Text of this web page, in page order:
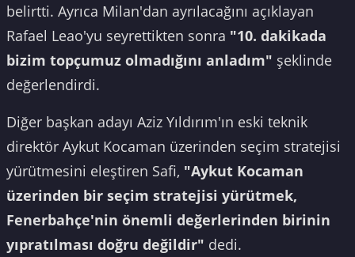
belirtti. Ayrıca Milan'dan ayrılacağını açıklayan
Rafael Leao'yu seyrettikten sonra "10. dakikada
bizim topçumuz olmadığını anladım" şeklinde
değerlendirdi.
Diğer başkan adayı Aziz Yıldırım'ın eski teknik
direktör Aykut Kocaman üzerinden seçim stratejisi
yürütmesini eleştiren Safi, "Aykut Kocaman
üzerinden bir seçim stratejisi yürütmek,
Fenerbahçe'nin önemli değerlerinden birinin
yıpratılması doğru değildir" dedi.